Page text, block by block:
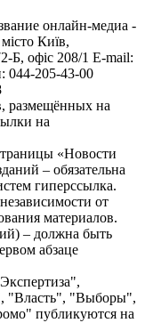
онлайн-медиа -
Київ,
офіс 208/1 E-mail:
044-205-43-00
размещённых на
на
«Новости
– обязательна
гиперссылка.
от
материалов.
– должна быть
абзаце
"Власть", "Выборы",
публикуются на